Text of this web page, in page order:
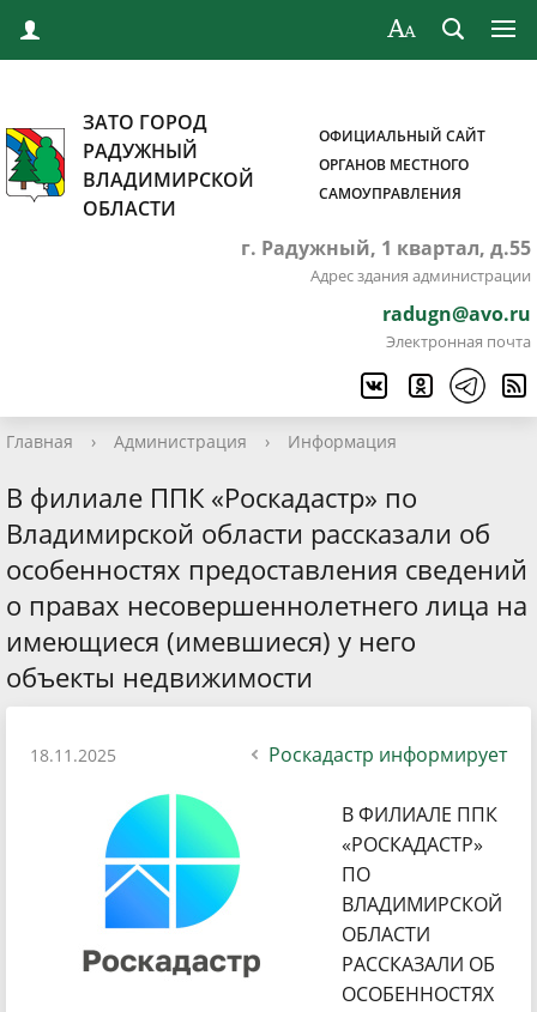
ЗАТО ГОРОД
РАДУЖНЫЙ
ВЛАДИМИРСКОЙ
ОБЛАСТИ
ОФИЦИАЛЬНЫЙ САЙТ
ОРГАНОВ МЕСТНОГО
САМОУПРАВЛЕНИЯ
г. Радужный, 1 квартал, д.55
Адрес здания администрации
radugn@avo.ru
Электронная почта
Главная › Администрация › Информация
В филиале ППК «Роскадастр» по
Владимирской области рассказали об
особенностях предоставления сведений
о правах несовершеннолетнего лица на
имеющиеся (имевшиеся) у него
объекты недвижимости
18.11.2025 Роскадастр информирует
В ФИЛИАЛЕ ППК
«РОСКАДАСТР»
ПО
ВЛАДИМИРСКОЙ
ОБЛАСТИ
РАССКАЗАЛИ ОБ
ОСОБЕННОСТЯХ